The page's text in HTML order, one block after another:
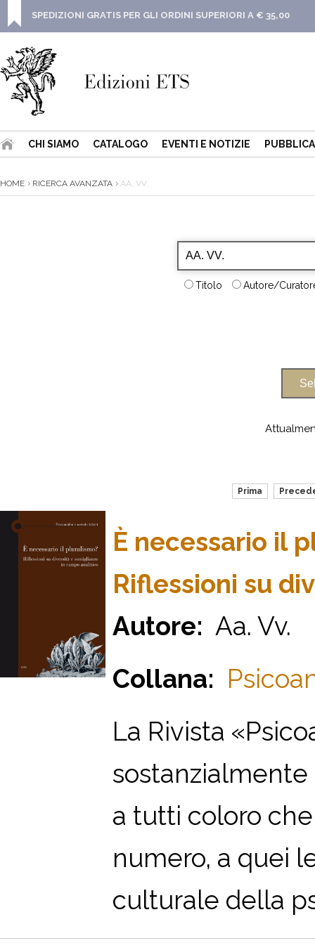
SPEDIZIONI GRATIS PER GLI ORDINI SUPERIORI A € 35,00
CHI SIAMO CATALOGO EVENTI E NOTIZIE
HOME RICERCA AVANZATA AA. VV.
Titolo Autore/
Prima
È necessario il
Riflessioni su
Autore: Aa. Vv.
Collana:
La Rivista
a tutti coloro
numero, a quei
culturale della